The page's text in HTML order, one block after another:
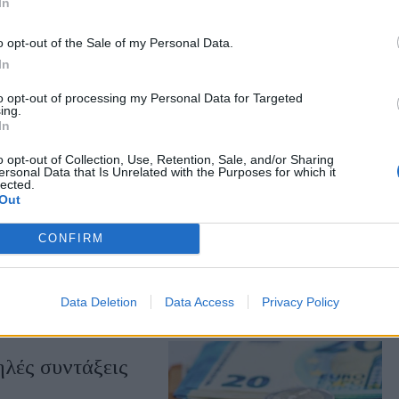
opt-out of the Sale of my Personal Data.
opt-out of processing my Personal Data for Targeted
opt-out of Collection, Use, Retention, Sale, and/or Sharing
Data that Is Unrelated with the Purposes for which it
CONFIRM
Data Deletion Data Access Privacy Policy
αεροπορικά
η ΕΛΣΤΑΤ. Επτά
με διψήφιο
στο σκάνδαλο
υποκλοπών
Κατηγορηματικό
στην ανάσυρση
τηλεφωνικών
συντάξεις